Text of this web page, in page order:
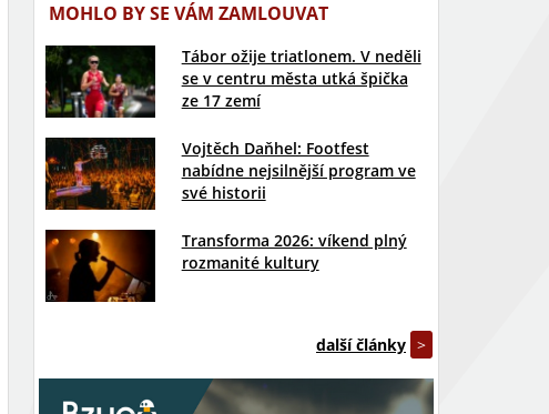
MOHLO BY SE VÁM ZAMLOUVAT
Tábor ožije triatlonem. V neděli
se v centru města utká špička
ze 17 zemí
Vojtěch Daňhel: Footfest
nabídne nejsilnější program ve
své historii
Transforma 2026: víkend plný
rozmanité kultury
další články >